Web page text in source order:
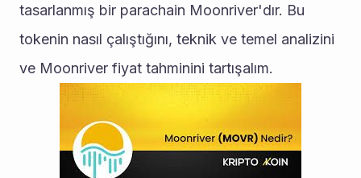
tasarlanmış bir parachain Moonriver'dır. Bu
tokenin nasıl çalıştığını, teknik ve temel analizini
ve Moonriver fiyat tahminini tartışalım.